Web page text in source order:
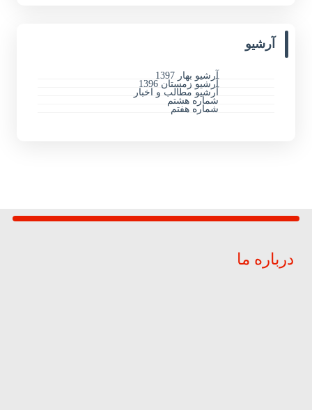
آرشیو
آرشیو بهار 1397
آرشیو زمستان 1396
آرشیو مطالب و اخبار
شماره هشتم
شماره هفتم
درباره ما